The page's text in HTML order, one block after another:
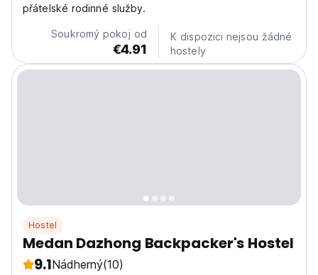
přátelské rodinné služby.
Soukromý pokoj od
€4.91
K dispozici nejsou žádné
hostely
Hostel
Medan Dazhong Backpacker's Hostel
9.1Nádherný(10)